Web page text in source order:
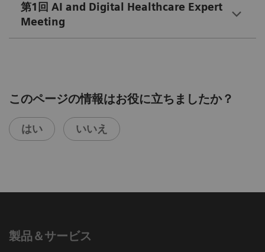
第1回 AI and Digital Healthcare Expert
Meeting
このページの情報はお役に立ちましたか？
はい いいえ
製品＆サービス